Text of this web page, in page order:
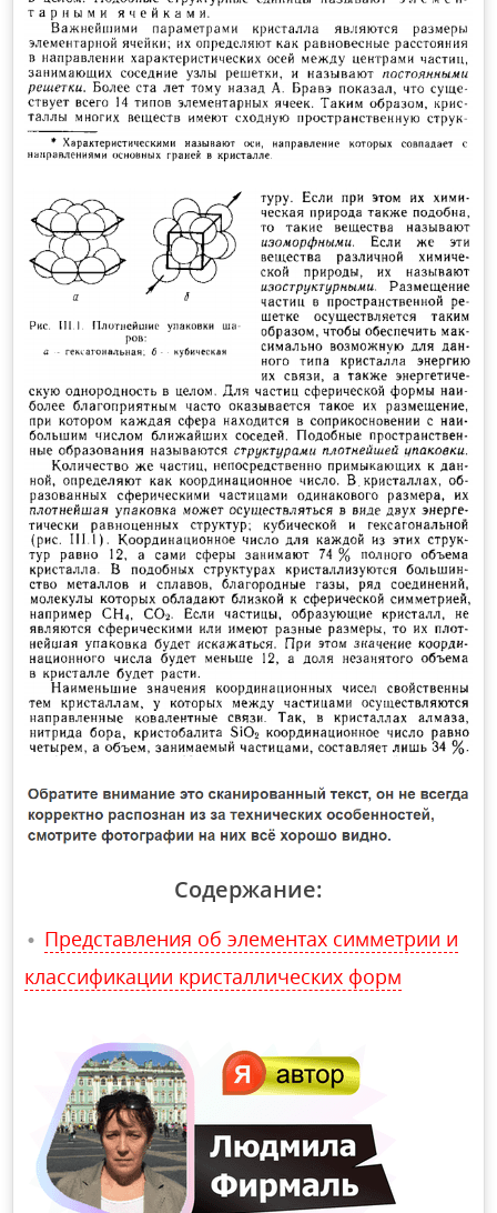
Содержание:
Представления об элементах симметрии и
классификации кристаллических форм